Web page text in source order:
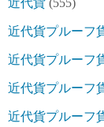
近代貨 (555)
近代貨プルーフ
近代貨プルーフ
近代貨プルーフ
近代貨プルーフ